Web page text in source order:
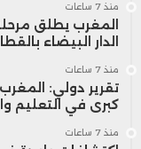
منذ 7 ساعات
المغرب يطلق
الدار البيضاء
منذ 7 ساعات
تقرير دولي:
كبرى في التعليم
منذ 7 ساعات